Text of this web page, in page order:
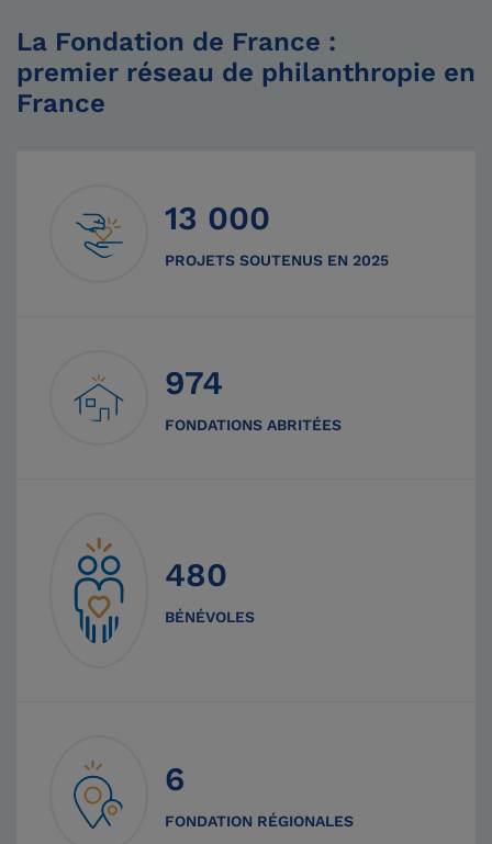
La Fondation de France :
premier réseau de philanthropie en
France
13 000
PROJETS SOUTENUS EN 2025
974
FONDATIONS ABRITÉES
480
BÉNÉVOLES
6
FONDATION RÉGIONALES